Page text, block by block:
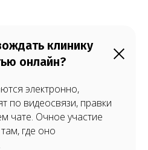
клинику
онлайн?
электронно,
по видеосвязи, правки
чате. Очное участие
где оно